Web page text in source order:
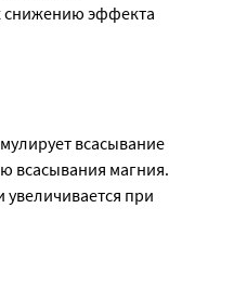
снижению эффекта
всасывание
всасывания магния.
при